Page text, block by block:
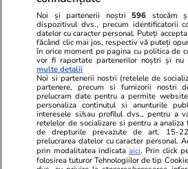
doar un avertisment
Cum supraviețuiești unui șef
prost
Noi și partenerii noștri 596 stocăm
dispozitivul dvs., precum identificatorii
datelor cu caracter personal. Puteți
făcând clic mai jos, respectiv vă puteți
în orice moment pe pagina cu politica de
vor fi raportate partenerilor noștri și nu
multe detalii
Noi si partenerii nostri (retelele de
partenere, precum si furnizorii nostri
prelucram date pentru a permite
personaliza continutul si anunturile
interesele si/sau profilul dvs., pentru a
retelelor de socializare si pentru a
de drepturile prevazute de art. 15-
prelucrarea datelor cu caracter personal.
prin modalitatea indicataaici. Prin click
folosirea tuturor Tehnologiilor de tip